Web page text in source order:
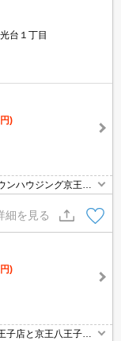
台１丁目
)
ンハウジング京王八
細を見る
)
子店と京王八王子店